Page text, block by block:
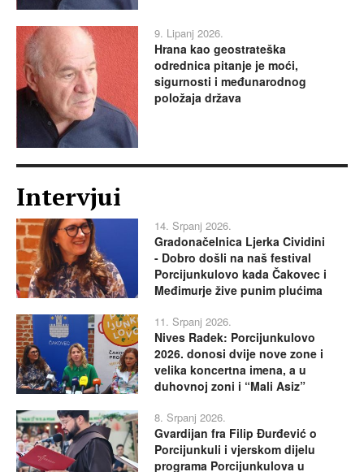
9. Lipanj 2026.
Hrana kao geostrateška
odrednica pitanje je moći,
sigurnosti i međunarodnog
položaja država
Intervjui
14. Srpanj 2026.
Gradonačelnica Ljerka Cividini
- Dobro došli na naš festival
Porcijunkulovo kada Čakovec i
Međimurje žive punim plućima
11. Srpanj 2026.
Nives Radek: Porcijunkulovo
2026. donosi dvije nove zone i
velika koncertna imena, a u
duhovnoj zoni i “Mali Asiz”
8. Srpanj 2026.
Gvardijan fra Filip Đurđević o
Porcijunkuli i vjerskom dijelu
programa Porcijunkulova u